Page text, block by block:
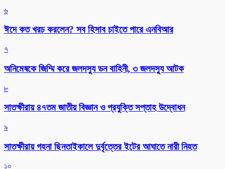
৬
ঈদে কত খরচ করলেন? সব হিসাব চাইতে পারে এনবিআর
৭
অনিমেষকে জিম্মি করে জলদস্যু ডন বাহিনী, ৩ জলদস্যু আটক
৮
সাতক্ষীরায় ৪৭তম জাতীয় বিজ্ঞান ও প্রযুক্তি সপ্তাহ উদ্বোধন
৯
সাতক্ষীরায় গহনা ছিনতাইকালে দুর্বৃত্তের ইটের আঘাতে নারী নিহত
১০